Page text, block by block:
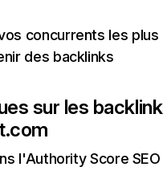
concurrents les
des backlinks
sur les
l'Authority Score